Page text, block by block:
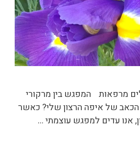
מרפאות המפגש בין מרקורי
הכאב של איפה הרצון שלי? כאשר
אנו עדים למפגש עוצמתי …